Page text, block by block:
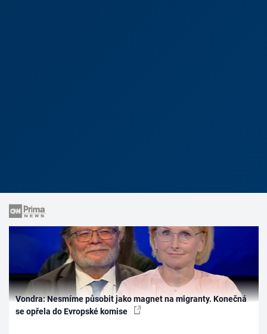
Vondra: Nesmíme působit jako magnet na migranty. Konečná
se opřela do Evropské komise